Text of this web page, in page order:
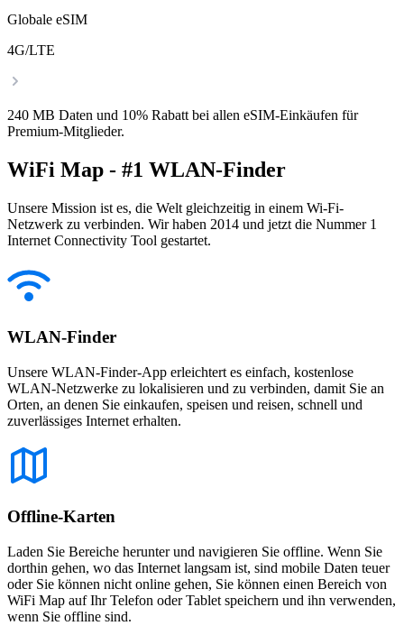
Globale eSIM
4G/LTE
240 MB Daten und 10% Rabatt bei allen eSIM-Einkäufen für
Premium-Mitglieder.
WiFi Map - #1 WLAN-Finder
Unsere Mission ist es, die Welt gleichzeitig in einem Wi-Fi-
Netzwerk zu verbinden. Wir haben 2014 und jetzt die Nummer 1
Internet Connectivity Tool gestartet.
WLAN-Finder
Unsere WLAN-Finder-App erleichtert es einfach, kostenlose
WLAN-Netzwerke zu lokalisieren und zu verbinden, damit Sie an
Orten, an denen Sie einkaufen, speisen und reisen, schnell und
zuverlässiges Internet erhalten.
Offline-Karten
Laden Sie Bereiche herunter und navigieren Sie offline. Wenn Sie
dorthin gehen, wo das Internet langsam ist, sind mobile Daten teuer
oder Sie können nicht online gehen, Sie können einen Bereich von
WiFi Map auf Ihr Telefon oder Tablet speichern und ihn verwenden,
wenn Sie offline sind.